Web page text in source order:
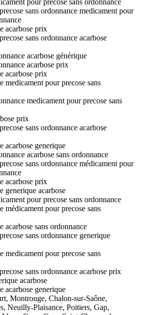
sans ordonnance medicament pour
acarbose prix
sans ordonnance acarbose
acarbose générique
acarbose prix
acarbose prix
medicament pour precose sans
medicament pour precose sans
prix
sans ordonnance acarbose
acarbose generique
acarbose sans ordonnance
sans ordonnance médicament pour
acarbose prix
generique acarbose
pour precose sans ordonnance
médicament pour precose sans
acarbose sans ordonnance
sans ordonnance generique
medicament pour precose sans
sans ordonnance acarbose prix
acarbose
acarbose generique
Montrouge, Chalon-sur-Saône,
Neuilly-Plaisance, Poitiers, Gap,